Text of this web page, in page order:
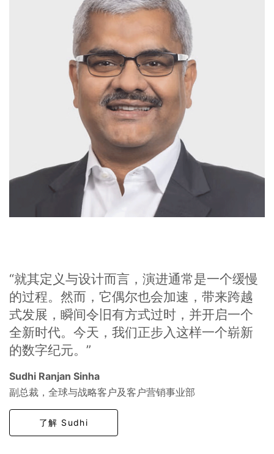
“就其定义与设计而言，演进通常是一个缓慢
的过程。然而，它偶尔也会加速，带来跨越
式发展，瞬间令旧有方式过时，并开启一个
全新时代。今天，我们正步入这样一个崭新
的数字纪元。”
Sudhi Ranjan Sinha
副总裁，全球与战略客户及客户营销事业部
了解 Sudhi